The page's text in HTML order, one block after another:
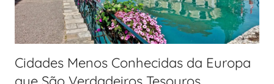
Cidades Menos Conhecidas da Europa